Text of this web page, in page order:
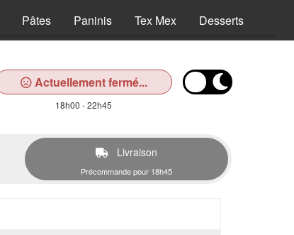
Pâtes Paninis Tex Mex Desserts
Actuellement fermé...
18h00 - 22h45
Livraison
Précommande pour 18h45